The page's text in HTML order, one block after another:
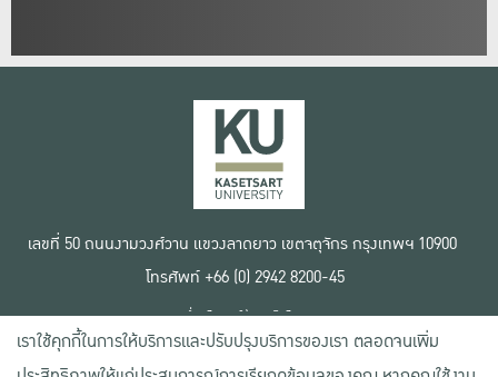
เลขที่ 50 ถนนงามวงศ์วาน แขวงลาดยาว เขตจตุจักร กรุงเทพฯ 10900
โทรศัพท์ +66 (0) 2942 8200-45
เงื่อนไขการใช้งานเว็บไซต์
ข้อตกลงด้านสิทธิ์ใช้งาน
นโยบายความเป็นส่วนตัว
เราใช้คุกกี้ในการให้บริการและปรับปรุงบริการของเรา ตลอดจนเพิ่ม